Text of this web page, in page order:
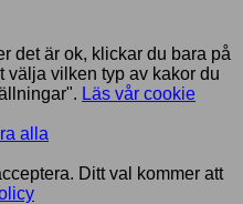
det är ok, klickar du bara på
välja vilken typ av kakor du
Läs vår cookie
alla
Ditt val kommer att